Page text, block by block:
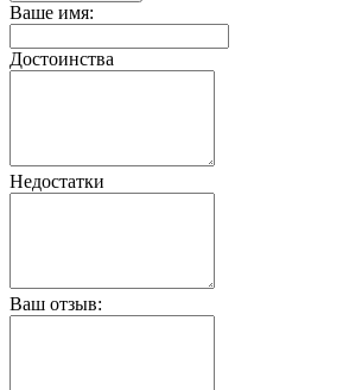
Ваше имя:
Достоинства
Недостатки
Ваш отзыв: